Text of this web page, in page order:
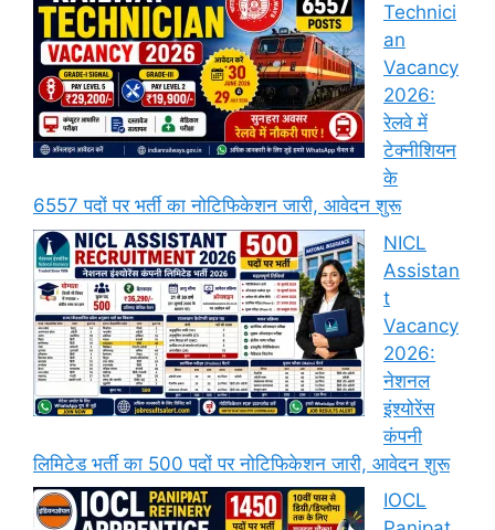
Technici
an
Vacancy
2026:
रेलवे में
टेक्नीशियन
के
6557 पदों पर भर्ती का नोटिफिकेशन जारी, आवेदन शुरू
NICL
Assistan
t
Vacancy
2026:
नेशनल
इंश्योरेंस
कंपनी
लिमिटेड भर्ती का 500 पदों पर नोटिफिकेशन जारी, आवेदन शुरू
IOCL